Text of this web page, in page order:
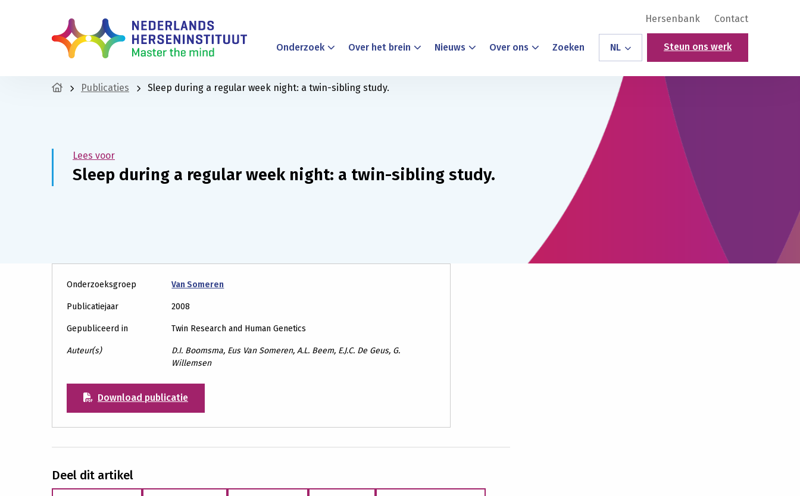
Hersenbank Contact
Onderzoek Over het brein Nieuws Over ons Zoeken NL Steun ons werk
Publicaties Sleep during a regular week night: a twin-sibling study.
Lees voor
Sleep during a regular week night: a twin-sibling study.
Onderzoeksgroep Van Someren
Publicatiejaar 2008
Gepubliceerd in Twin Research and Human Genetics
Auteur(s)
D.I. Boomsma, Eus Van Someren, A.L. Beem, E.J.C. De Geus, G.
Willemsen
Download publicatie
Deel dit artikel